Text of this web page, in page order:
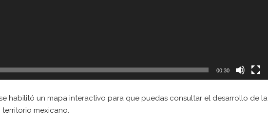
00:30
habilitó un mapa interactivo para que puedas consultar el desarrollo de la
territorio mexicano.